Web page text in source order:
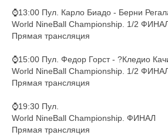
⌚️13:00 Пул. Карло Биадо - Берни
World NineBall Championship. 1/2
Прямая трансляция
⌚️15:00 Пул. Федор Горст - ?Кледио
World NineBall Championship. 1/2
Прямая трансляция
⌚️19:30 Пул.
World NineBall Championship. ФИНАЛ
Прямая трансляция